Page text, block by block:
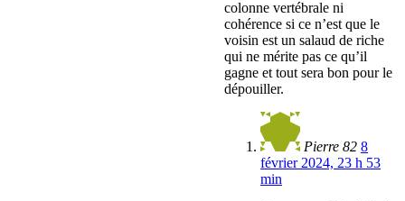
colonne vertébrale ni
cohérence si ce n’est que le
voisin est un salaud de riche
qui ne mérite pas ce qu’il
gagne et tout sera bon pour le
dépouiller.
Pierre 82 8
février 2024, 23 h 53
min